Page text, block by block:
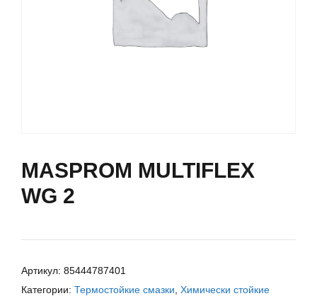
MASPROM MULTIFLEX
WG 2
Артикул: 85444787401
Категории: Термостойкие смазки Химически стойкие